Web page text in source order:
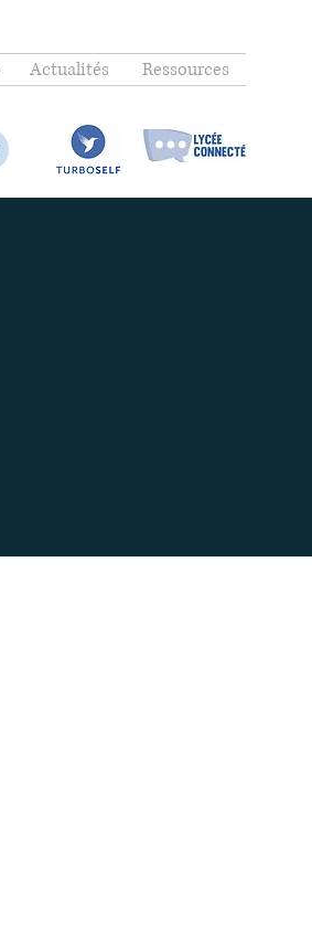
Actualités Ressources